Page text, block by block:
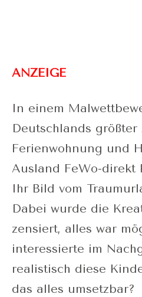
ANZEIGE
In einem
Deutschlands
Ferienwohnung und
Ausland FeWo-direkt
Ihr Bild vom
Dabei wurde die
zensiert, alles war
interessierte im
realistisch diese
das alles umsetzbar?